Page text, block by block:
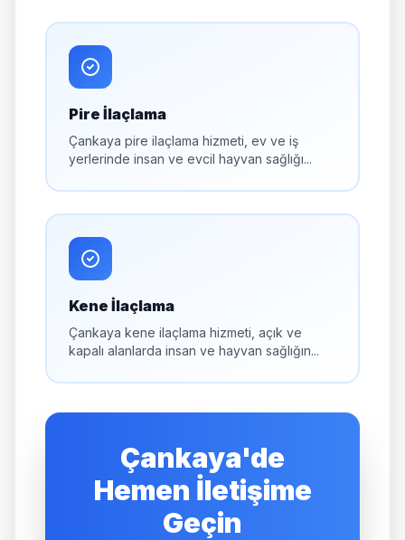
Pire İlaçlama
Çankaya pire ilaçlama hizmeti, ev ve iş
yerlerinde insan ve evcil hayvan sağlığı...
Kene İlaçlama
Çankaya kene ilaçlama hizmeti, açık ve
kapalı alanlarda insan ve hayvan sağlığın...
Çankaya'de
Hemen İletişime
Geçin